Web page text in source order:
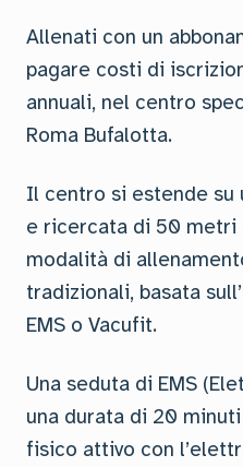
Allenati con un
pagare costi di
annuali, nel centro
Roma Bufalotta.
Il centro si estende su
e ricercata di 50 metri
modalità di
tradizionali, basata
EMS o Vacufit.
Una seduta di EMS
una durata di 20
fisico attivo con